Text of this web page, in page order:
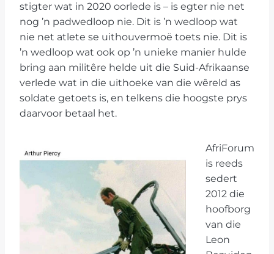
stigter wat in 2020 oorlede is – is egter nie net
nog ’n padwedloop nie. Dit is ’n wedloop wat
nie net atlete se uithouvermoë toets nie. Dit is
’n wedloop wat ook op ’n unieke manier hulde
bring aan militêre helde uit die Suid-Afrikaanse
verlede wat in die uithoeke van die wêreld as
soldate getoets is, en telkens die hoogste prys
daarvoor betaal het.
AfriForum
is reeds
sedert
2012 die
hoofborg
van die
Leon